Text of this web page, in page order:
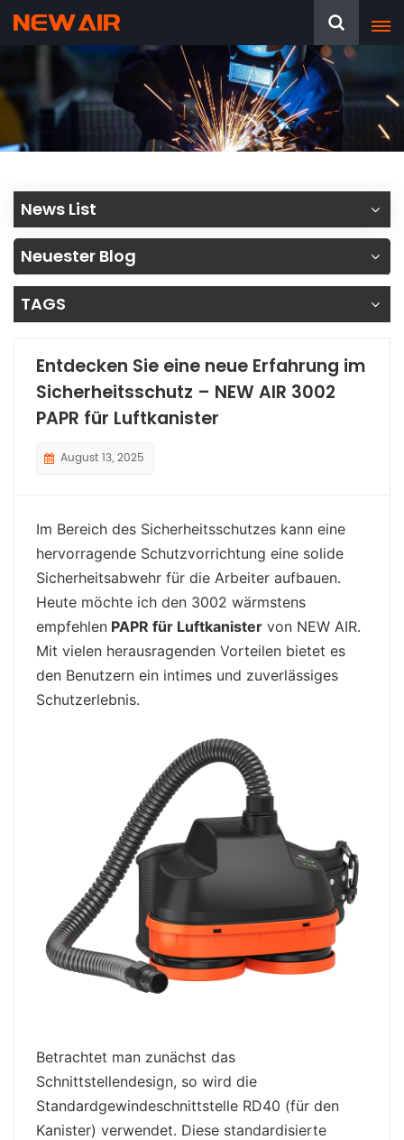
News List
Neuester Blog
TAGS
Entdecken Sie eine neue Erfahrung im
Sicherheitsschutz – NEW AIR 3002
PAPR für Luftkanister
August 13, 2025
Im Bereich des Sicherheitsschutzes kann eine
hervorragende Schutzvorrichtung eine solide
Sicherheitsabwehr für die Arbeiter aufbauen.
Heute möchte ich den 3002 wärmstens
empfehlen PAPR für Luftkanister von NEW AIR.
Mit vielen herausragenden Vorteilen bietet es
den Benutzern ein intimes und zuverlässiges
Schutzerlebnis.
Betrachtet man zunächst das
Schnittstellendesign, so wird die
Standardgewindeschnittstelle RD40 (für den
Kanister) verwendet. Diese standardisierte